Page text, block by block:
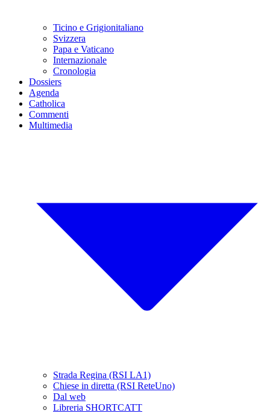
Ticino e Grigionitaliano
Svizzera
Papa e Vaticano
Internazionale
Cronologia
Dossiers
Agenda
Catholica
Commenti
Multimedia
Strada Regina (RSI LA1)
Chiese in diretta (RSI ReteUno)
Dal web
Libreria SHORTCATT